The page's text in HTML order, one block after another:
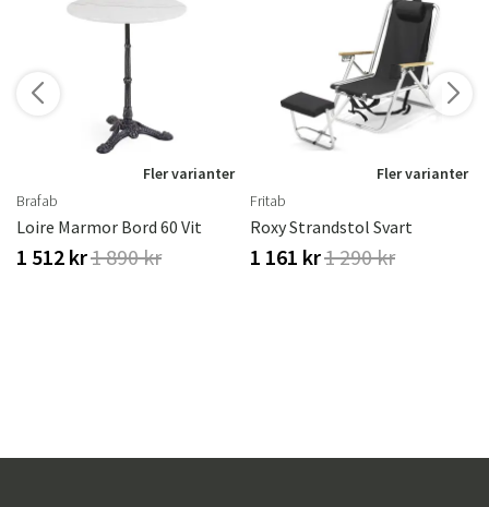
Fler varianter
Brafab
Loire Marmor Bord 60 Vit
1 512 kr1 890 kr
Fler varianter
Fritab
Roxy Strandstol Svart
1 161 kr1 290 kr